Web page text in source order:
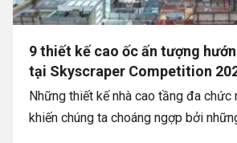
9 thiết kế cao ốc ấn tượng
tại Skyscraper Competition
Những thiết kế nhà cao tầng đa chức
khiến chúng ta choáng ngợp bởi